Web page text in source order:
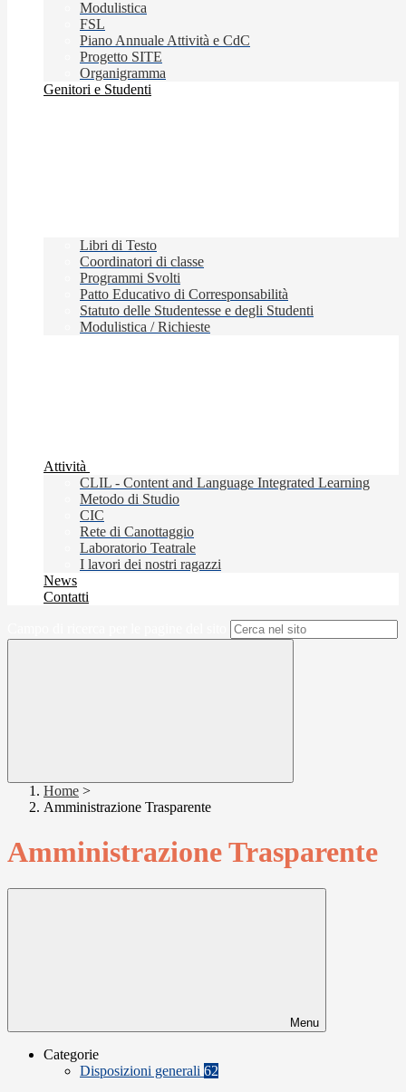
Modulistica
FSL
Piano Annuale Attività e CdC
Progetto SITE
Organigramma
Genitori e Studenti
Libri di Testo
Coordinatori di classe
Programmi Svolti
Patto Educativo di Corresponsabilità
Statuto delle Studentesse e degli Studenti
Modulistica / Richieste
Attività
CLIL - Content and Language Integrated Learning
Metodo di Studio
CIC
Rete di Canottaggio
Laboratorio Teatrale
I lavori dei nostri ragazzi
News
Contatti
Home >
Amministrazione Trasparente
Amministrazione Trasparente
Menu
Categorie
Disposizioni generali 62